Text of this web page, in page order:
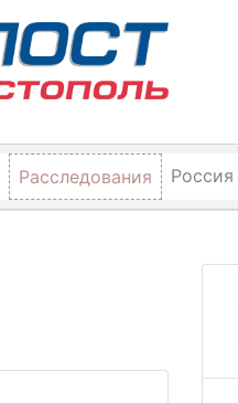
Расследования Россия